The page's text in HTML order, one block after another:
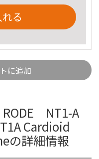
る
に追加
NT1-A
Cardioid
の詳細情報